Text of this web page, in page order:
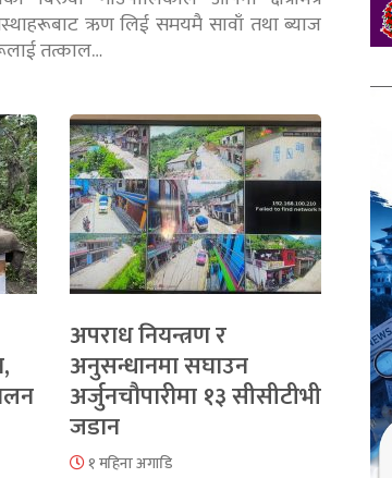
ऋण लिई समयमै सावाँ तथा ब्याज
तत्काल…
अपराध नियन्त्रण र
अनुसन्धानमा सघाउन
अर्जुनचौपारीमा १३ सीसीटीभी
जडान
१ महिना अगाडि